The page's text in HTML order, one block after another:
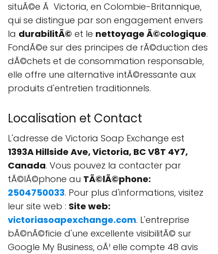
situÃ©e Ã Victoria, en Colombie-Britannique,
qui se distingue par son engagement envers
la durabilitÃ© et le nettoyage Ã©cologique.
FondÃ©e sur des principes de rÃ©duction des
dÃ©chets et de consommation responsable,
elle offre une alternative intÃ©ressante aux
produits d'entretien traditionnels.
Localisation et Contact
L'adresse de Victoria Soap Exchange est
1393A Hillside Ave, Victoria, BC V8T 4Y7,
Canada. Vous pouvez la contacter par
tÃ©lÃ©phone au TÃ©lÃ©phone:
2504750033. Pour plus d'informations, visitez
leur site web : Site web:
victoriasoapexchange.com. L'entreprise
bÃ©nÃ©ficie d'une excellente visibilitÃ© sur
Google My Business, oÃ¹ elle compte 48 avis